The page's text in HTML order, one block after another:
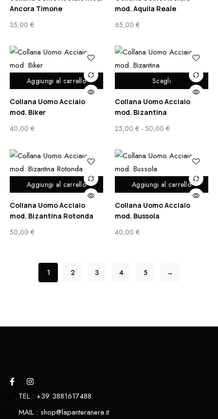
Ancora Timone
35,00 €
mod. Aquila Reale
65,00 €
Aggiungi al carrello
Collana Uomo Acciaio
mod. Biker
40,00 €
Scegli
Collana Uomo Acciaio
mod. Bizantina
25,00 € - 50,00 €
Aggiungi al carrello
Collana Uomo Acciaio
mod. Bizantina Rotonda
50,00 €
Aggiungi al carrello
Collana Uomo Acciaio
mod. Bussola
40,00 €
1 2 3 4 5 →
TEL : +39 3881617488
MAIL : shop@lapanteranera.it